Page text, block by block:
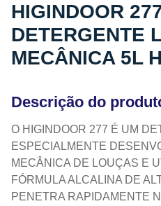
HIGINDOOR
DETERGENTE
MECÂNICA 5L
Descrição do
O HIGINDOOR 277 É UM
ESPECIALMENTE
MECÂNICA DE LOUÇAS E
FÓRMULA ALCALINA DE
PENETRA RAPIDAMENTE